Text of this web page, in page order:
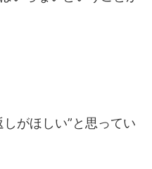
がほしい”と思ってい